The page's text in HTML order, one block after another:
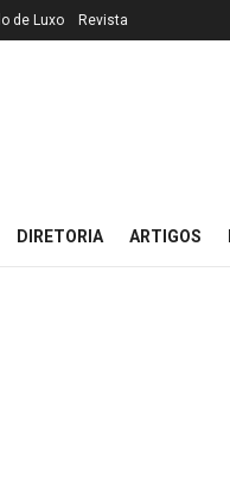
de Luxo Revista
DIRETORIA ARTIGOS